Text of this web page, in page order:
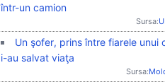
într-un camion
Sursa:
Un şofer, prins între fiarele unui
i-au salvat viaţa
Sursa: